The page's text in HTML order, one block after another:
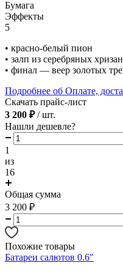
Бумага
Эффекты
5
• красно-белый пион
• залп из серебряных
• финал — веер золотых
Подробнее об Оплате,
Скачать прайс-лист
3 200 ₽ / шт.
Нашли дешевле?
1
из
16
Общая сумма
3 200 ₽
Похожие товары
Батареи салютов 0.6"